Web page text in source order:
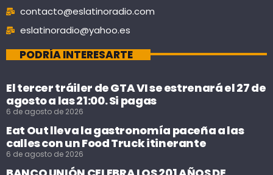
contacto@eslatinoradio.com
eslatinoradio@yahoo.es
PODRÍA INTERESARTE
El tercer tráiler de GTA VI se estrenará el 27 de
agosto a las 21:00. Si pagas
6 de agosto de 2026
Eat Out lleva la gastronomía paceña a las
calles con un Food Truck itinerante
6 de agosto de 2026